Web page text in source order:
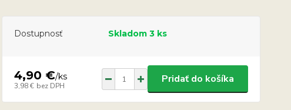
Dostupnosť Skladom 3 ks
4,90 €/ks
3,98 € bez DPH
Pridať do košíka